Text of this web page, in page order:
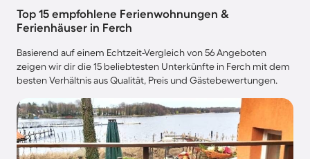
Top 15 empfohlene Ferienwohnungen &
Ferienhäuser in Ferch
Basierend auf einem Echtzeit-Vergleich von 56 Angeboten
zeigen wir dir die 15 beliebtesten Unterkünfte in Ferch mit dem
besten Verhältnis aus Qualität, Preis und Gästebewertungen.